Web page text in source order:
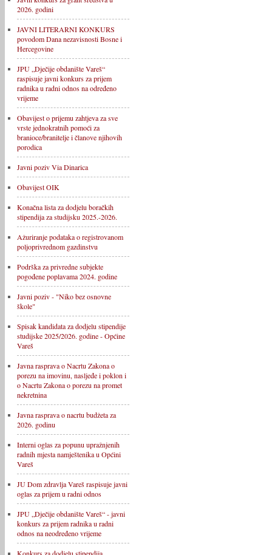
2026. godini
JAVNI LITERARNI KONKURS
povodom Dana nezavisnosti Bosne i
Hercegovine
JPU „Dječije obdanište Vareš“
raspisuje javni konkurs za prijem
radnika u radni odnos na određeno
vrijeme
Obavijest o prijemu zahtjeva za sve
vrste jednokratnih pomoći za
branioce/branitelje i članove njihovih
porodica
Javni poziv Via Dinarica
Obavijest OIK
Konačna lista za dodjelu boračkih
stipendija za studijsku 2025.-2026.
Ažuriranje podataka o registrovanom
poljoprivrednom gazdinstvu
Podrška za privredne subjekte
pogođene poplavama 2024. godine
Javni poziv - "Niko bez osnovne
škole"
Spisak kandidata za dodjelu stipendije
studijske 2025/2026. godine - Općine
Vareš
Javna rasprava o Nacrtu Zakona o
porezu na imovinu, nasljeđe i poklon i
o Nacrtu Zakona o porezu na promet
nekretnina
Javna rasprava o nacrtu budžeta za
2026. godinu
Interni oglas za popunu upražnjenih
radnih mjesta namještenika u Općini
Vareš
JU Dom zdravlja Vareš raspisuje javni
oglas za prijem u radni odnos
JPU „Dječije obdanište Vareš“ - javni
konkurs za prijem radnika u radni
odnos na neodređeno vrijeme